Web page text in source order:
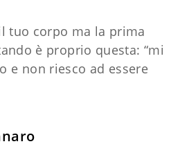
tuo corpo ma la prima
è proprio questa: “mi
e non riesco ad essere